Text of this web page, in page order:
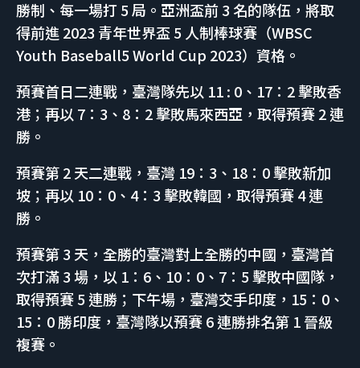
勝制、每一場打 5 局。亞洲盃前 3 名的隊伍，將取
得前進 2023 青年世界盃 5 人制棒球賽（WBSC
Youth Baseball5 World Cup 2023）資格。
預賽首日二連戰，臺灣隊先以 11 : 0、17：2 擊敗香
港；再以 7：3、8：2 擊敗馬來西亞，取得預賽 2 連
勝。
預賽第 2 天二連戰，臺灣 19：3、18：0 擊敗新加
坡；再以 10：0、4：3 擊敗韓國，取得預賽 4 連
勝。
預賽第 3 天，全勝的臺灣對上全勝的中國，臺灣首
次打滿 3 場，以 1：6、10：0、7：5 擊敗中國隊，
取得預賽 5 連勝；下午場，臺灣交手印度，15：0、
15：0 勝印度，臺灣隊以預賽 6 連勝排名第 1 晉級
複賽。